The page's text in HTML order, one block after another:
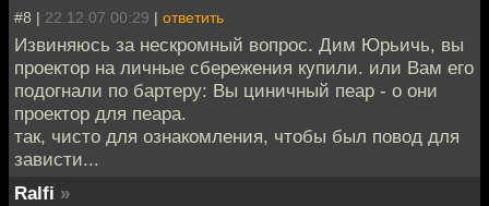
#8 | 22.12.07 00:29 | ответить
Извиняюсь за нескромный вопрос. Дим Юрьичь, вы
проектор на личные сбережения купили. или Вам его
подогнали по бартеру: Вы циничный пеар - о они
проектор для пеара.
так, чисто для ознакомления, чтобы был повод для
зависти...
Ralfi »